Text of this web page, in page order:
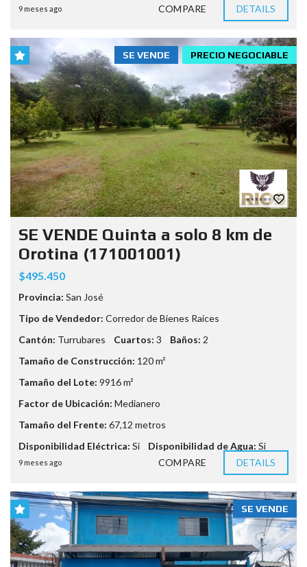
9 meses ago COMPARE DETAILS
PRECIO NEGOCIABLE
SE VENDE
SE VENDE Quinta a solo 8 km de
Orotina (171001001)
$495.450
Provincia: San José
Tipo de Vendedor: Corredor de Bienes Raíces
Cantón: Turrubares Cuartos: 3 Baños: 2
Tamaño de Construcción: 120 m²
Tamaño del Lote: 9916 m²
Factor de Ubicación: Medianero
Tamaño del Frente: 67,12 metros
Disponibilidad Eléctrica: Si Disponibilidad de Agua: Si
9 meses ago COMPARE DETAILS
SE VENDE